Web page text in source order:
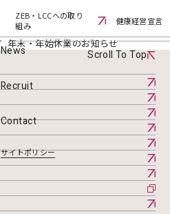
ZEB・LCCへの取り
組み
健康経営宣言
News
Recruit
Contact
サイトポリシー
年末・年始休業のお知らせ
Scroll To Top